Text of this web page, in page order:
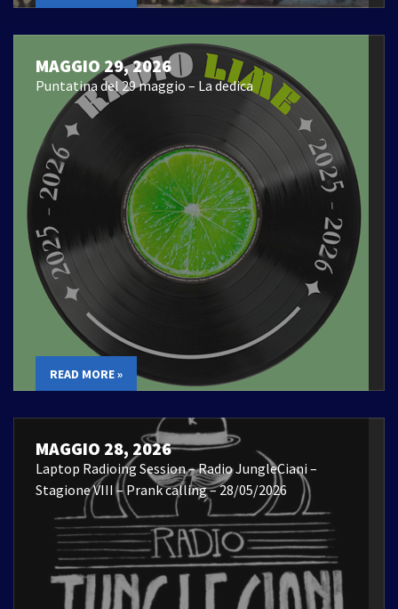
MAGGIO 29, 2026
Puntatina del 29 maggio – La dedica
READ MORE »
MAGGIO 28, 2026
Laptop Radioing Session – Radio JungleCiani –
Stagione VIII – Prank calling – 28/05/2026